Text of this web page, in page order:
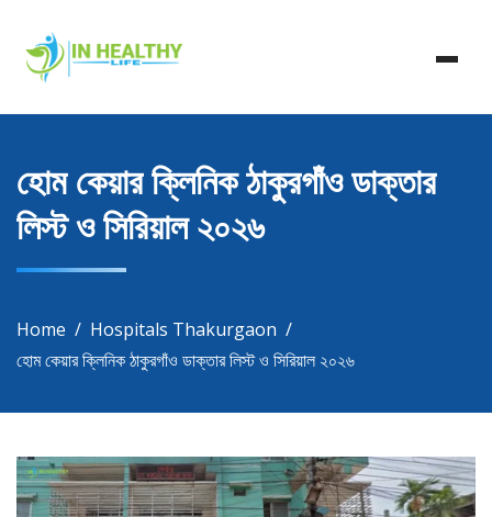
content
In Healthy Life
In Healthy Life, Healthy Life, Health Life, Doctor List,
Doctor Listing
হোম কেয়ার ক্লিনিক ঠাকুরগাঁও ডাক্তার
লিস্ট ও সিরিয়াল ২০২৬
Home
Hospitals Thakurgaon
হোম কেয়ার ক্লিনিক ঠাকুরগাঁও ডাক্তার লিস্ট ও সিরিয়াল ২০২৬